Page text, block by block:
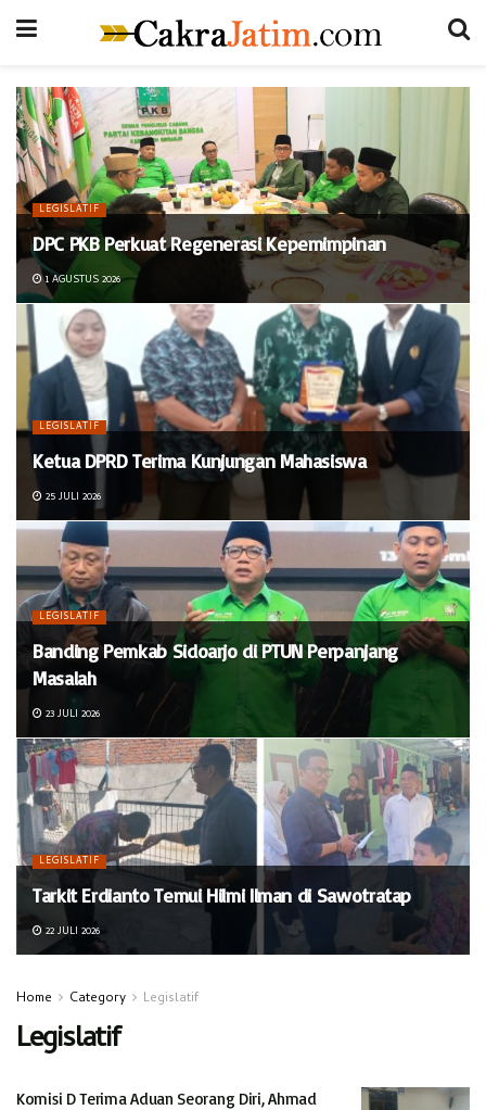
LEGISLATIF
DPC PKB Perkuat Regenerasi Kepemimpinan
1 AGUSTUS 2026
LEGISLATIF
Ketua DPRD Terima Kunjungan Mahasiswa
25 JULI 2026
LEGISLATIF
Banding Pemkab Sidoarjo di PTUN Perpanjang
Masalah
23 JULI 2026
LEGISLATIF
Tarkit Erdianto Temui Hilmi Ilman di Sawotratap
22 JULI 2026
Home Category Legislatif
Legislatif
Komisi D Terima Aduan Seorang Diri, Ahmad